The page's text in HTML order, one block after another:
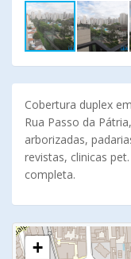
Cobertura duplex
Rua Passo da
arborizadas,
revistas, clinicas
completa.
+